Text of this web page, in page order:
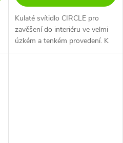
Kulaté svítidlo CIRCLE pro
zavěšení do interiéru ve velmi
úzkém a tenkém provedení. K
dispozici ve 4 různých